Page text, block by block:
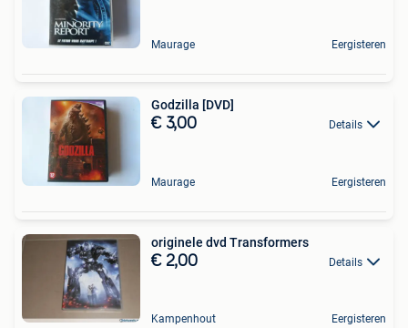
Maurage Eergisteren
Godzilla [DVD]
€ 3,00 Details
Maurage Eergisteren
originele dvd Transformers
€ 2,00 Details
Kampenhout Eergisteren